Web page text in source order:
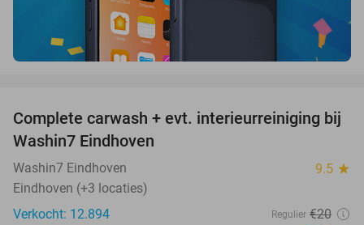
40%
Complete carwash + evt. interieurreiniging bij
Washin7 Eindhoven
Washin7 Eindhoven 9.5 star
Eindhoven (+3 locaties)
Verkocht: 12.894
Regulier €20